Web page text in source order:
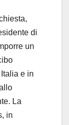
di
un
e in
La
in